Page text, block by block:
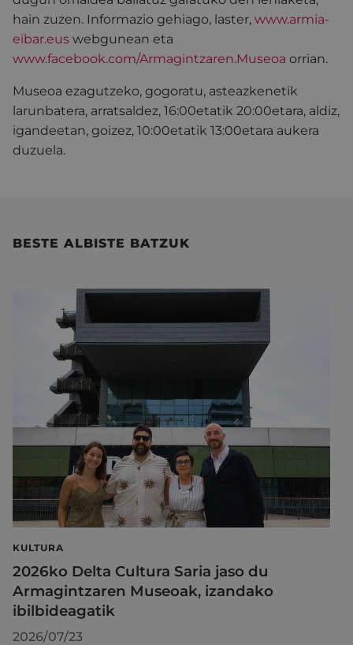
hain zuzen. Informazio gehiago, laster, www.armia-
eibar.eus webgunean eta
www.facebook.com/Armagintzaren.Museoa orrian.
Museoa ezagutzeko, gogoratu, asteazkenetik
larunbatera, arratsaldez, 16:00etatik 20:00etara, aldiz,
igandeetan, goizez, 10:00etatik 13:00etara aukera
duzuela.
BESTE ALBISTE BATZUK
KULTURA
2026ko Delta Cultura Saria jaso du
Armagintzaren Museoak, izandako
ibilbideagatik
2026/07/23